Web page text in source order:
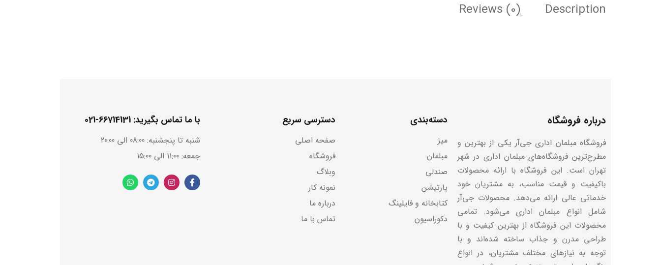
Description
Reviews (0)
درباره فروشگاه
فروشگاه مبلمان اداری جی‌آر یکی از بهترین و
مطرح‌ترین فروشگاه‌های مبلمان اداری در شهر
تهران است. این فروشگاه با ارائه محصولات
باکیفیت و قیمت مناسب، به مشتریان خود
خدماتی عالی ارائه می‌دهد. محصولات جی‌آر
شامل انواع مبلمان اداری می‌شود. تمامی
محصولات این فروشگاه از بهترین کیفیت و با
طراحی مدرن و جذاب ساخته شده‌اند و با
توجه به نیازهای مختلف مشتریان، در انواع
دسته‌بندی
میز
مبلمان
صندلی
پارتیشن
کتابخانه و فایلینگ
دکوراسیون
دسترسی سریع
صفحه اصلی
فروشگاه
وبلاگ
نمونه کار
درباره ما
تماس با ما
با ما تماس بگیرید: 66714131-021
شنبه تا پنجشنبه: 08:00 الی 20:00
جمعه: 11:00 الی 15:00